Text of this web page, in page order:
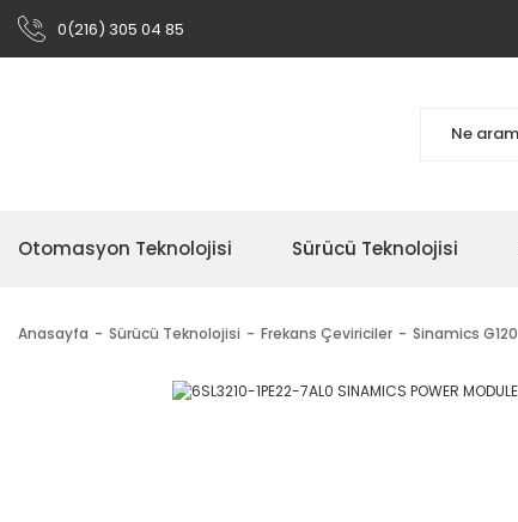
0(216) 305 04 85
Otomasyon Teknolojisi Sürücü Teknolojisi
Anasayfa Sürücü Teknolojisi Frekans Çeviriciler Sinamics G120